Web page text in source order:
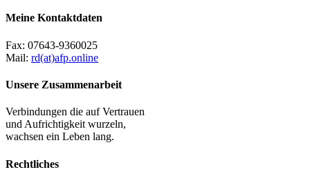
Meine Kontaktdaten
Fax: 07643-9360025
Mail: rd(at)afp.online
Unsere Zusammenarbeit
Verbindungen die auf Vertrauen
und Aufrichtigkeit wurzeln,
wachsen ein Leben lang.
Rechtliches